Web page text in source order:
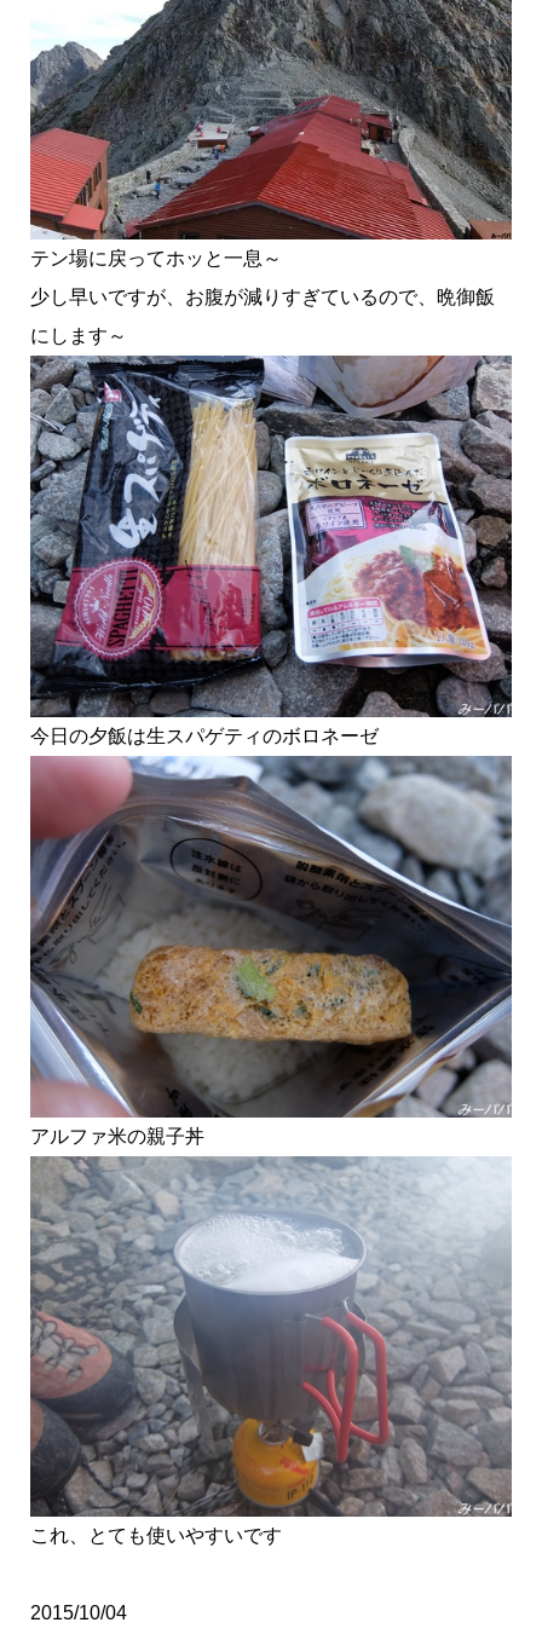
テン場に戻ってホッと一息～
少し早いですが、お腹が減りすぎているので、晩御飯
にします～
今日の夕飯は生スパゲティのボロネーゼ
アルファ米の親子丼
これ、とても使いやすいです
2015/10/04